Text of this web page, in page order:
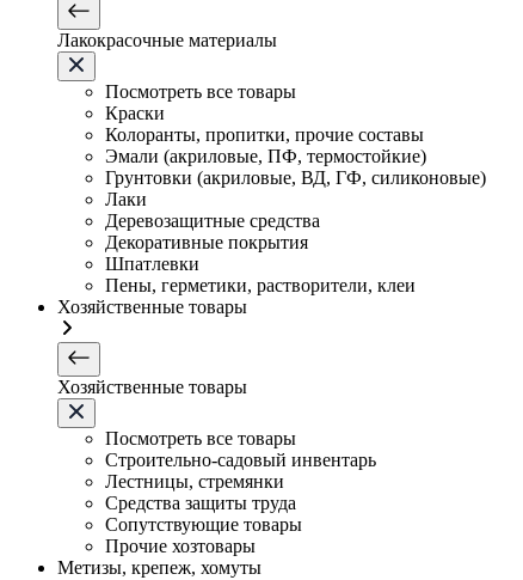
Лакокрасочные материалы
Посмотреть все товары
Краски
Колоранты, пропитки, прочие составы
Эмали (акриловые, ПФ, термостойкие)
Грунтовки (акриловые, ВД, ГФ, силиконовые)
Лаки
Деревозащитные средства
Декоративные покрытия
Шпатлевки
Пены, герметики, растворители, клеи
Хозяйственные товары
Хозяйственные товары
Посмотреть все товары
Строительно-садовый инвентарь
Лестницы, стремянки
Средства защиты труда
Сопутствующие товары
Прочие хозтовары
Метизы, крепеж, хомуты